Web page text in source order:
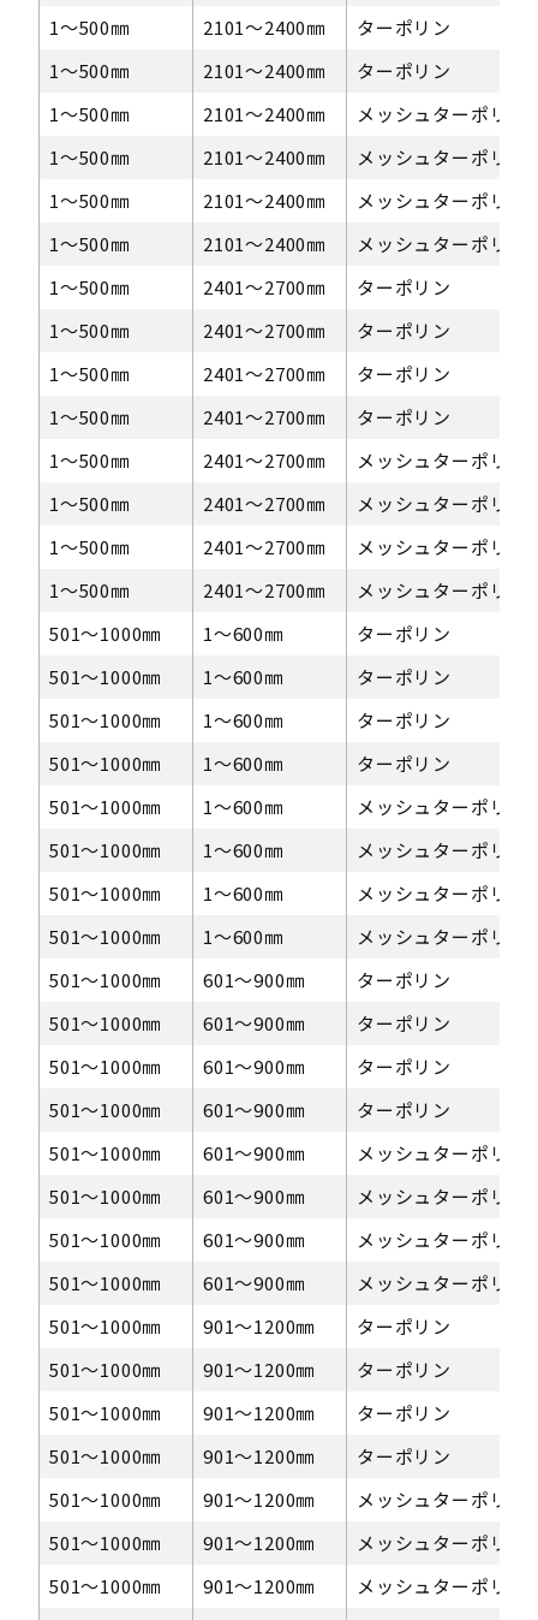
1〜500㎜
2101～2400㎜
ターポリン
1〜500㎜
2101～2400㎜
ターポリン
1〜500㎜
2101～2400㎜
メッシュターポリン
1〜500㎜
2101～2400㎜
メッシュターポリン
1〜500㎜
2101～2400㎜
メッシュターポリン
1〜500㎜
2101～2400㎜
メッシュターポリン
1〜500㎜
2401～2700㎜
ターポリン
1〜500㎜
2401～2700㎜
ターポリン
1〜500㎜
2401～2700㎜
ターポリン
1〜500㎜
2401～2700㎜
ターポリン
1〜500㎜
2401～2700㎜
メッシュターポリン
1〜500㎜
2401～2700㎜
メッシュターポリン
1〜500㎜
2401～2700㎜
メッシュターポリン
1〜500㎜
2401～2700㎜
メッシュターポリン
501〜1000㎜
1〜600㎜
ターポリン
501〜1000㎜
1〜600㎜
ターポリン
501〜1000㎜
1〜600㎜
ターポリン
501〜1000㎜
1〜600㎜
ターポリン
501〜1000㎜
1〜600㎜
メッシュターポリン
501〜1000㎜
1〜600㎜
メッシュターポリン
501〜1000㎜
1〜600㎜
メッシュターポリン
501〜1000㎜
1〜600㎜
メッシュターポリン
501〜1000㎜
601〜900㎜
ターポリン
501〜1000㎜
601〜900㎜
ターポリン
501〜1000㎜
601〜900㎜
ターポリン
501〜1000㎜
601〜900㎜
ターポリン
501〜1000㎜
601〜900㎜
メッシュターポリン
501〜1000㎜
601〜900㎜
メッシュターポリン
501〜1000㎜
601〜900㎜
メッシュターポリン
501〜1000㎜
601〜900㎜
メッシュターポリン
501〜1000㎜
901～1200㎜
ターポリン
501〜1000㎜
901～1200㎜
ターポリン
501〜1000㎜
901～1200㎜
ターポリン
501〜1000㎜
901～1200㎜
ターポリン
501〜1000㎜
901～1200㎜
メッシュターポリン
501〜1000㎜
901～1200㎜
メッシュターポリン
501〜1000㎜
901～1200㎜
メッシュターポリン